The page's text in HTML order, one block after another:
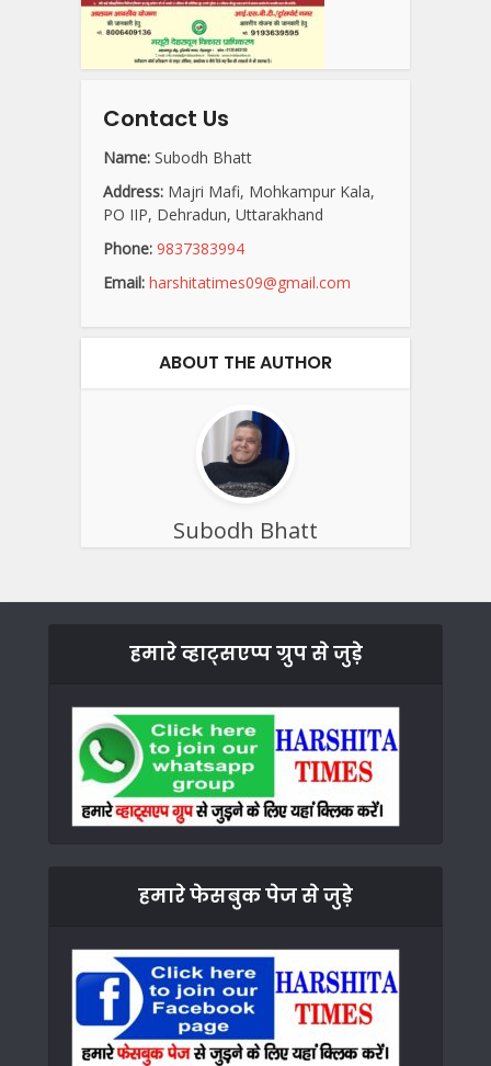
Contact Us
Name: Subodh Bhatt
Address: Majri Mafi, Mohkampur Kala,
PO IIP, Dehradun, Uttarakhand
Phone: 9837383994
Email: harshitatimes09@gmail.com
ABOUT THE AUTHOR
Subodh Bhatt
हमारे व्हाट्सएप्प ग्रुप से जुड़े
हमारे फेसबुक पेज से जुड़े